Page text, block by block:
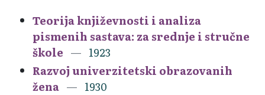
Teorija književnosti i analiza
pismenih sastava: za srednje i stručne
škole
1923
Razvoj univerzitetski obrazovanih
žena
1930